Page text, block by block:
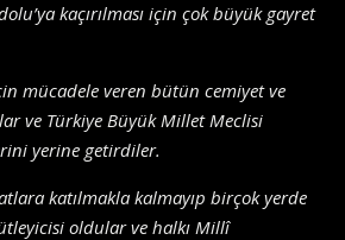
kaçırılması için çok büyük gayret
mücadele veren bütün cemiyet ve
ve Türkiye Büyük Millet Meclisi
yerine getirdiler.
katılmakla kalmayıp birçok yerde
oldular ve halkı Millî